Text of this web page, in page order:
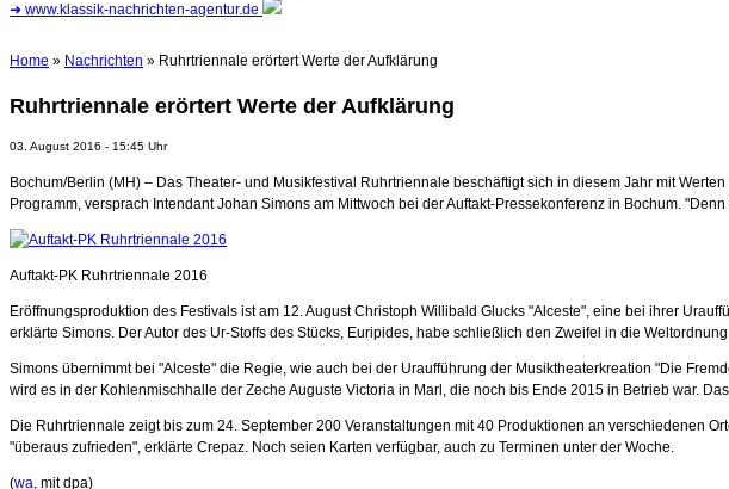
➜ www.klassik-nachrichten-agentur.de
Home » Nachrichten » Ruhrtriennale erörtert Werte der Aufklärung
Ruhrtriennale erörtert Werte der Aufklärung
03. August 2016 - 15:45 Uhr
Bochum/Berlin (MH) – Das Theater- und Musikfestival Ruhrtriennale beschäftigt sich in diesem Jahr mit
Programm, versprach Intendant Johan Simons am Mittwoch bei der Auftakt-Pressekonferenz in Bochum.
Auftakt-PK Ruhrtriennale 2016
Eröffnungsproduktion des Festivals ist am 12. August Christoph Willibald Glucks "Alceste", eine bei ihrer
erklärte Simons. Der Autor des Ur-Stoffs des Stücks, Euripides, habe schließlich den Zweifel in die
Simons übernimmt bei "Alceste" die Regie, wie auch bei der Uraufführung der Musiktheaterkreation "Die
wird es in der Kohlenmischhalle der Zeche Auguste Victoria in Marl, die noch bis Ende 2015 in Betrieb war.
Die Ruhrtriennale zeigt bis zum 24. September 200 Veranstaltungen mit 40 Produktionen an verschiedenen
"überaus zufrieden", erklärte Crepaz. Noch seien Karten verfügbar, auch zu Terminen unter der Woche.
(wa, mit dpa)